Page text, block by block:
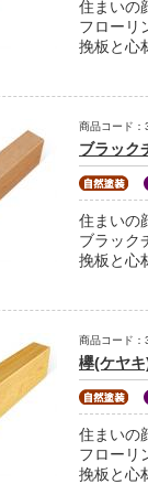
住まいの
フローリ
挽板と心
商品コード
ブラック
住まいの
ブラック
挽板と心
商品コード
欅(ケヤ
住まいの
フローリ
挽板と心